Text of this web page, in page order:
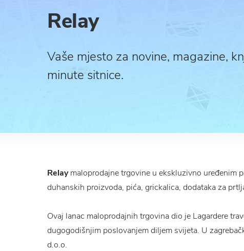
Relay
Vaše mjesto za novine, magazine,
minute sitnice.
Relaymaloprodajne trgovine u ekskluzivno uređenim
duhanskih proizvoda, pića, grickalica, dodataka za
Ovaj lanac maloprodajnih trgovina dio je Lagardere
dugogodišnjim poslovanjem diljem svijeta. U
d.o.o.